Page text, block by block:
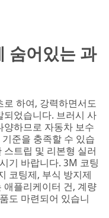
숨어있는 과
하여, 강력하면서도
었습니다. 브러시 사
하므로 자동차 보수
준을 충족할 수 있습
트립 및 리본형 실러
기 바랍니다. 3M 코팅
코팅제, 부식 방지제
플리케이터 건, 계량
도 마련되어 있습니